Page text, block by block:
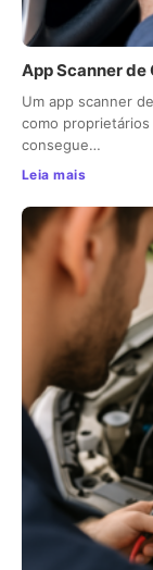
App Scanner de
Um app scanner
como proprietários
consegue…
Leia mais